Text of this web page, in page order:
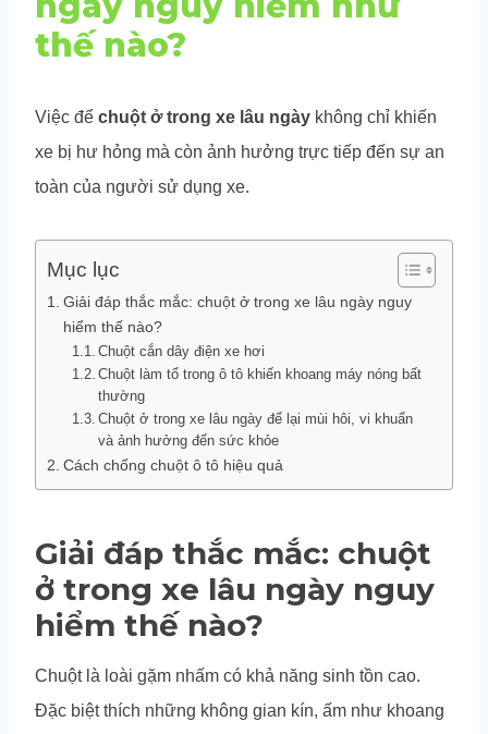
thế nào?
Việc để chuột ở trong xe lâu ngày không chỉ khiến
xe bị hư hỏng mà còn ảnh hưởng trực tiếp đến sự an
toàn của người sử dụng xe.
Mục lục
Giải đáp thắc mắc: chuột ở trong xe lâu ngày nguy
hiểm thế nào?
Chuột cắn dây điện xe hơi
Chuột làm tổ trong ô tô khiến khoang máy nóng bất
thường
Chuột ở trong xe lâu ngày để lại mùi hôi, vi khuẩn
và ảnh hưởng đến sức khỏe
Cách chống chuột ô tô hiệu quả
Giải đáp thắc mắc: chuột
ở trong xe lâu ngày nguy
hiểm thế nào?
Chuột là loài gặm nhấm có khả năng sinh tồn cao.
Đặc biệt thích những không gian kín, ấm như khoang